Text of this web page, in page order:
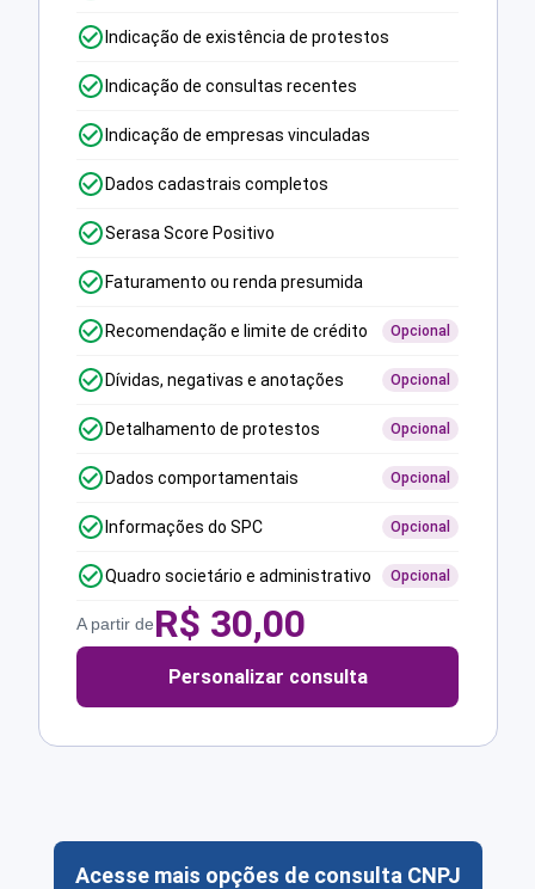
Indicação de existência de protestos
Indicação de consultas recentes
Indicação de empresas vinculadas
Dados cadastrais completos
Serasa Score Positivo
Faturamento ou renda presumida
Recomendação e limite de crédito Opcional
Dívidas, negativas e anotações Opcional
Detalhamento de protestos Opcional
Dados comportamentais Opcional
Informações do SPC Opcional
Quadro societário e administrativo Opcional
A partir deR$ 30,00
Personalizar consulta
Acesse mais opções de consulta CNPJ